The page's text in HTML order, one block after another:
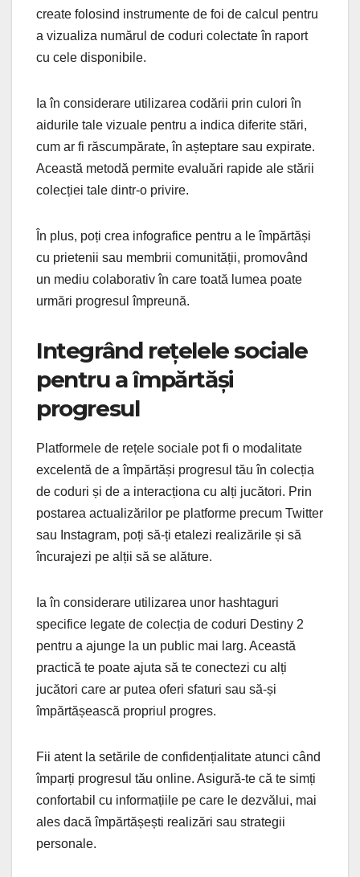
create folosind instrumente de foi de calcul pentru
a vizualiza numărul de coduri colectate în raport
cu cele disponibile.
Ia în considerare utilizarea codării prin culori în
aidurile tale vizuale pentru a indica diferite stări,
cum ar fi răscumpărate, în așteptare sau expirate.
Această metodă permite evaluări rapide ale stării
colecției tale dintr-o privire.
În plus, poți crea infografice pentru a le împărtăși
cu prietenii sau membrii comunității, promovând
un mediu colaborativ în care toată lumea poate
urmări progresul împreună.
Integrând rețelele sociale
pentru a împărtăși
progresul
Platformele de rețele sociale pot fi o modalitate
excelentă de a împărtăși progresul tău în colecția
de coduri și de a interacționa cu alți jucători. Prin
postarea actualizărilor pe platforme precum Twitter
sau Instagram, poți să-ți etalezi realizările și să
încurajezi pe alții să se alăture.
Ia în considerare utilizarea unor hashtaguri
specifice legate de colecția de coduri Destiny 2
pentru a ajunge la un public mai larg. Această
practică te poate ajuta să te conectezi cu alți
jucători care ar putea oferi sfaturi sau să-și
împărtășească propriul progres.
Fii atent la setările de confidențialitate atunci când
împarți progresul tău online. Asigură-te că te simți
confortabil cu informațiile pe care le dezvălui, mai
ales dacă împărtășești realizări sau strategii
personale.